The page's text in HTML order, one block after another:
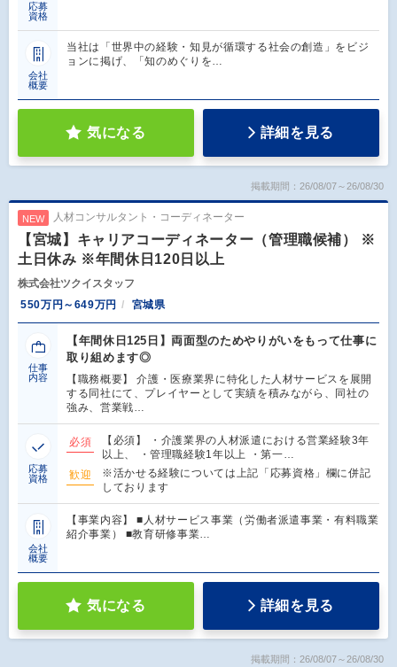
応募
資格
会社
概要
当社は「世界中の経験・知見が循環する社会の創造」をビジ
ョンに掲げ、「知のめぐりを…
気になる 詳細を見る
掲載期間：26/08/07～26/08/30
NEW 人材コンサルタント・コーディネーター
【宮城】キャリアコーディネーター（管理職候補） ※
土日休み ※年間休日120日以上
株式会社ツクイスタッフ
550万円～649万円
宮城県
仕事
内容
【年間休日125日】両面型のためやりがいをもって仕事に
取り組めます◎
【職務概要】 介護・医療業界に特化した人材サービスを展開
する同社にて、プレイヤーとして実績を積みながら、同社の
強み、営業戦…
応募
資格
必須
【必須】 ・介護業界の人材派遣における営業経験3年
以上、 ・管理職経験1年以上 ・第一…
歓迎
※活かせる経験については上記「応募資格」欄に併記
しております
会社
概要
【事業内容】 ■人材サービス事業（労働者派遣事業・有料職業
紹介事業） ■教育研修事業…
気になる 詳細を見る
掲載期間：26/08/07～26/08/30